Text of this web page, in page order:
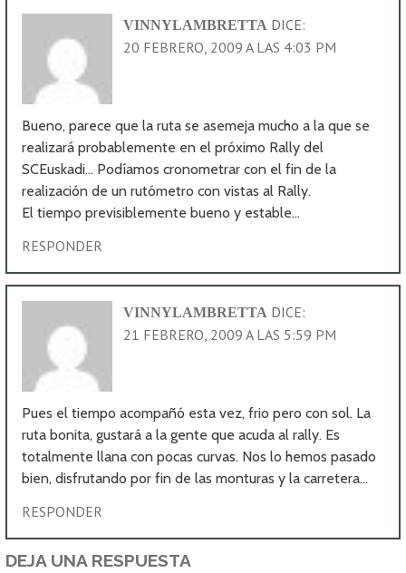
VINNYLAMBRETTA DICE:
20 FEBRERO, 2009 A LAS 4:03 PM
Bueno, parece que la ruta se asemeja mucho a la que se
realizará probablemente en el próximo Rally del
SCEuskadi… Podíamos cronometrar con el fin de la
realización de un rutómetro con vistas al Rally.
El tiempo previsiblemente bueno y estable…
RESPONDER
VINNYLAMBRETTA DICE:
21 FEBRERO, 2009 A LAS 5:59 PM
Pues el tiempo acompañó esta vez, frio pero con sol. La
ruta bonita, gustará a la gente que acuda al rally. Es
totalmente llana con pocas curvas. Nos lo hemos pasado
bien, disfrutando por fin de las monturas y la carretera…
RESPONDER
DEJA UNA RESPUESTA